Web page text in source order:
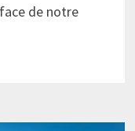
de notre